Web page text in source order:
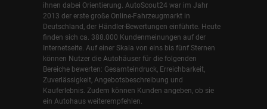
ihnen dabei Orientierung. AutoScout24 war im Jahr
2013 der erste große Online-Fahrzeugmarkt in
Deutschland, der Händler-Bewertungen einführte. Heute
finden sich ca. 388.000 Kundenmeinungen auf der
Internetseite. Auf einer Skala von eins bis fünf Sternen
können Nutzer die Autohäuser für die folgenden
Bereiche bewerten: Gesamteindruck, Erreichbarkeit,
Zuverlässigkeit, Angebotsbeschreibung und
Kauferlebnis. Zudem können Kunden angeben, ob sie
ein Autohaus weiterempfehlen.